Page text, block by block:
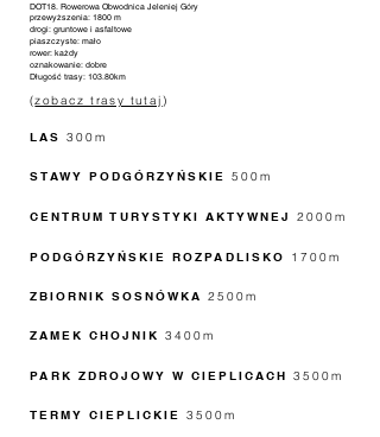
DOT18. Rowerowa Obwodnica Jeleniej Góry
przewyższenia: 1800 m
drogi: gruntowe i asfaltowe
piaszczyste: mało
rower: każdy
oznakowanie: dobre
Długość trasy: 103.80km
(zobacz trasy tutaj)
LAS 300m
STAWY PODGÓRZYŃSKIE 500m
CENTRUM TURYSTYKI AKTYWNEJ 2000m
PODGÓRZYŃSKIE ROZPADLISKO 1700m
ZBIORNIK SOSNÓWKA 2500m
ZAMEK CHOJNIK 3400m
PARK ZDROJOWY W CIEPLICACH 3500m
TERMY CIEPLICKIE 3500m